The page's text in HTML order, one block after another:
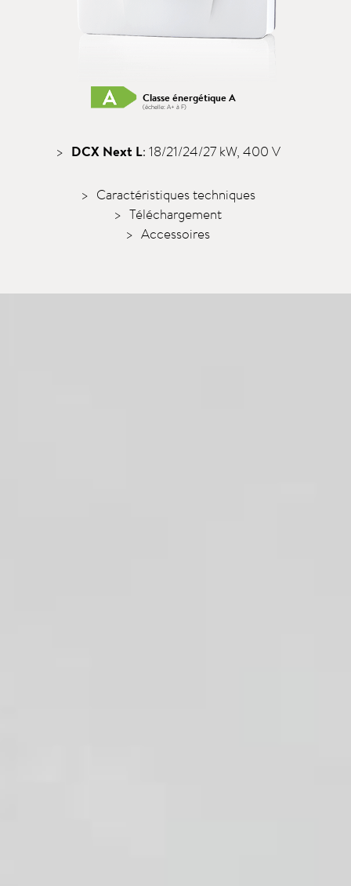
Classe énergétique A
(échelle: A+ à F)
DCX Next L: 18/21/24/27 kW, 400 V
Caractéristiques techniques
Téléchargement
Accessoires